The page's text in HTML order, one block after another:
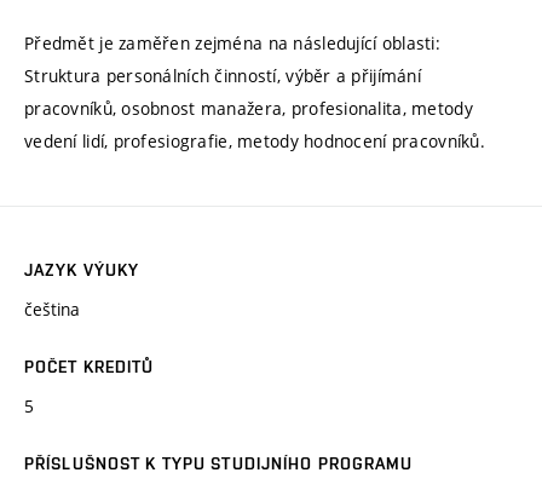
Předmět je zaměřen zejména na následující oblasti:
Struktura personálních činností, výběr a přijímání
pracovníků, osobnost manažera, profesionalita, metody
vedení lidí, profesiografie, metody hodnocení pracovníků.
JAZYK VÝUKY
čeština
POČET KREDITŮ
5
PŘÍSLUŠNOST K TYPU STUDIJNÍHO PROGRAMU